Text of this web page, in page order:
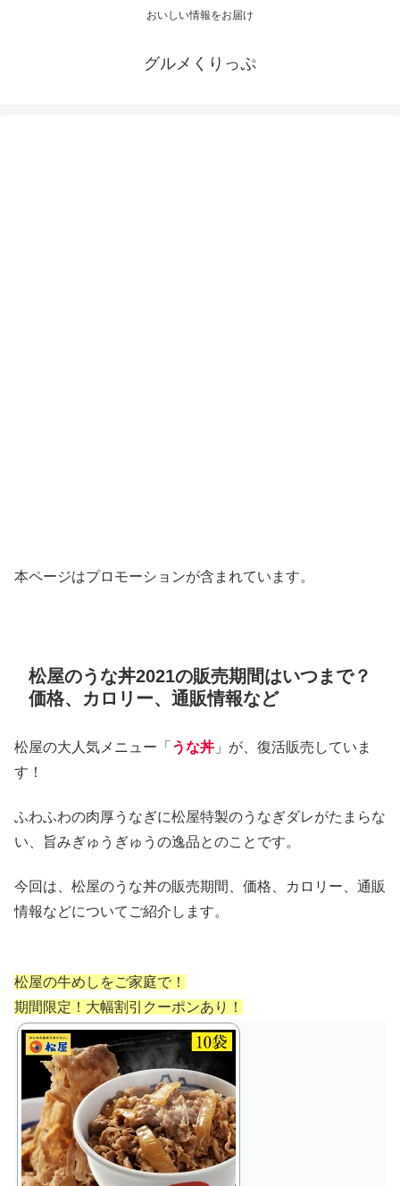
おいしい情報をお届け
グルメくりっぷ
本ページはプロモーションが含まれています。
松屋のうな丼2021の販売期間はいつまで？
価格、カロリー、通販情報など
松屋の大人気メニュー「 うな丼 」が、復活販売していま
す！
ふわふわの肉厚うなぎに松屋特製のうなぎダレがたまらな
い、旨みぎゅうぎゅうの逸品とのことです。
今回は、松屋のうな丼の販売期間、価格、カロリー、通販
情報などについてご紹介します。
松屋の牛めしをご家庭で！
期間限定！大幅割引クーポンあり！